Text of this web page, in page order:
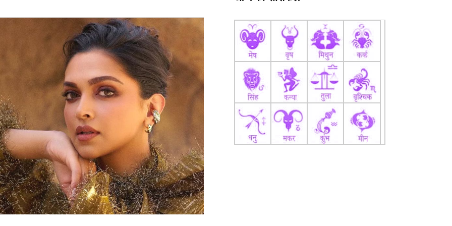
भी इन दिनों इंग्लैंड दौरे पर है। जहां वो यंग लायंस
Star) की ओर से 9वें नंबर पर बल्लेबाजी करने आए 18
रन ठोक दिए। उनकी इस धुआंधार पारी में 8 चौके और 9
दूसरे टेस्ट के लिए भारत ने तैयार की धमाकेदार प्लेइंग
शुरुआत भले ही धीमी रही, लेकिन निचले क्रम के
ने 79, छठे नंबर पर राहुल कुमार ने 73 और आठवें पर